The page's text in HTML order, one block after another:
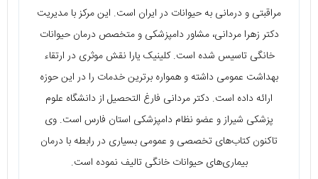
مراقبتی و درمانی به حیوانات در ایران است. این مرکز با مدیریت
دکتر زهرا مردانی، مشاور دامپزشکی و متخصص درمان حیوانات
خانگی تاسیس شده است. کلینیک یارا نقش موثری در ارتقاء
بهداشت عمومی داشته و همواره برترین خدمات را در این حوزه
ارائه داده است. دکتر مردانی فارغ التحصیل از دانشگاه علوم
پزشکی شیراز و عضو نظام دامپزشکی استان فارس است. وی
تاکنون کتاب‌های تخصصی و عمومی بسیاری در رابطه با درمان
بیماری‌های حیوانات خانگی تالیف نموده است.